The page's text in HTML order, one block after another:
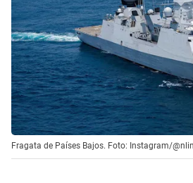
Fragata de Países Bajos. Foto: Instagram/